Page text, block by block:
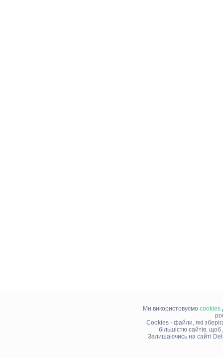
Ми використовуємо cookies
Cookies - файли, які
більшістю сайтів,
Залишаючись на сайті